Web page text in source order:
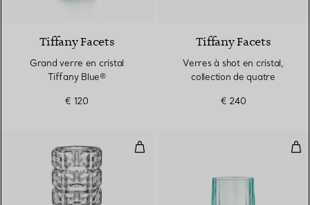
Tiffany Facets
Grand verre en cristal
Tiffany Blue®
€ 120
Tiffany Facets
Verres à shot en cristal,
collection de quatre
€ 240
Vase True en cristal